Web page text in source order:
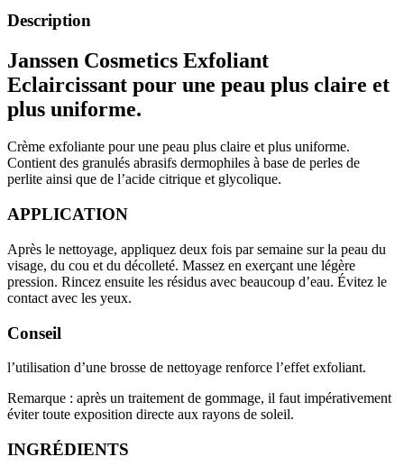
Description
Janssen Cosmetics Exfoliant
Eclaircissant pour une peau plus claire et
plus uniforme.
Crème exfoliante pour une peau plus claire et plus uniforme.
Contient des granulés abrasifs dermophiles à base de perles de
perlite ainsi que de l’acide citrique et glycolique.
APPLICATION
Après le nettoyage, appliquez deux fois par semaine sur la peau du
visage, du cou et du décolleté. Massez en exerçant une légère
pression. Rincez ensuite les résidus avec beaucoup d’eau. Évitez le
contact avec les yeux.
Conseil
l’utilisation d’une brosse de nettoyage renforce l’effet exfoliant.
Remarque : après un traitement de gommage, il faut impérativement
éviter toute exposition directe aux rayons de soleil.
INGRÉDIENTS